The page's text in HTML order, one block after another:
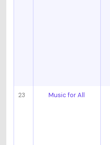
23 Music for All